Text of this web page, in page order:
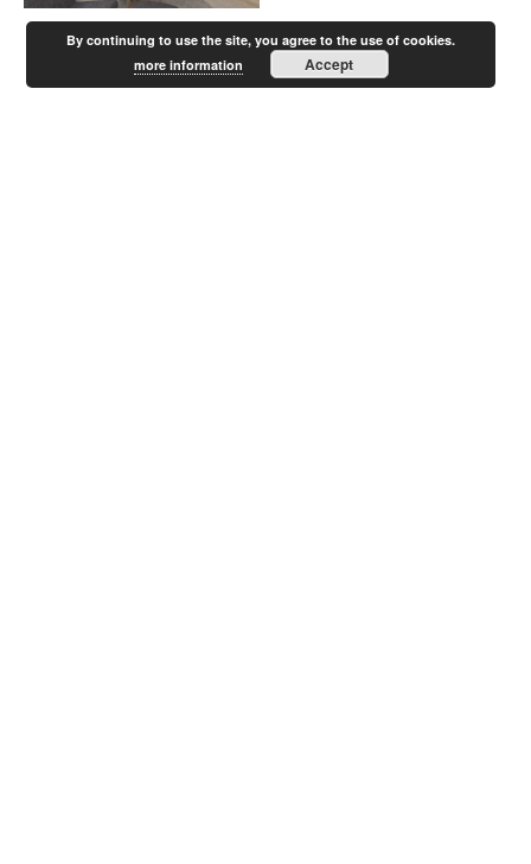
By continuing to use the site, you agree to the use of cookies.
more information
Accept